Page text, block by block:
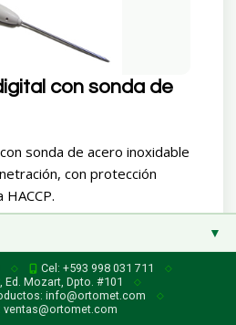
▼
Físicas)
con sonda de
sonda de acero inoxidable
con protección
◇ Cel: +593 998 031 711 ◇
Ed. Mozart, Dpto. #101 ◇
info@ortomet.com ◇
ventas@ortomet.com